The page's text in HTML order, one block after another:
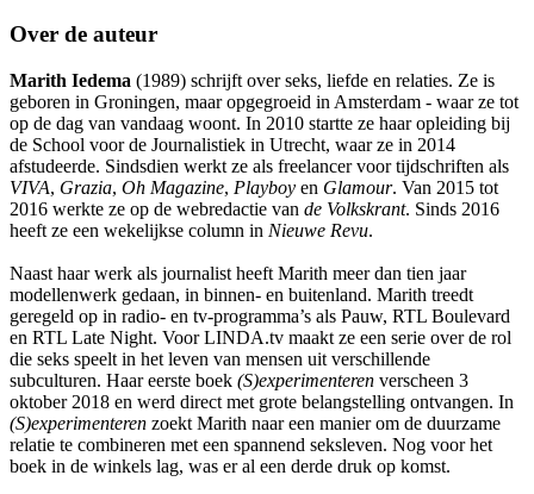
Over de auteur
Marith Iedema (1989) schrijft over seks, liefde en relaties. Ze is
geboren in Groningen, maar opgegroeid in Amsterdam - waar ze tot
op de dag van vandaag woont. In 2010 startte ze haar opleiding bij
de School voor de Journalistiek in Utrecht, waar ze in 2014
afstudeerde. Sindsdien werkt ze als freelancer voor tijdschriften als
VIVA, Grazia, Oh Magazine, Playboy en Glamour. Van 2015 tot
2016 werkte ze op de webredactie van de Volkskrant. Sinds 2016
heeft ze een wekelijkse column in Nieuwe Revu.
Naast haar werk als journalist heeft Marith meer dan tien jaar
modellenwerk gedaan, in binnen- en buitenland. Marith treedt
geregeld op in radio- en tv-programma’s als Pauw, RTL Boulevard
en RTL Late Night. Voor LINDA.tv maakt ze een serie over de rol
die seks speelt in het leven van mensen uit verschillende
subculturen. Haar eerste boek (S)experimenteren verscheen 3
oktober 2018 en werd direct met grote belangstelling ontvangen. In
(S)experimenteren zoekt Marith naar een manier om de duurzame
relatie te combineren met een spannend seksleven. Nog voor het
boek in de winkels lag, was er al een derde druk op komst.